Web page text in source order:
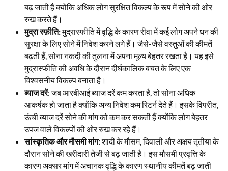
बढ़ जाती हैं क्योंकि अधिक लोग सुरक्षित विकल्प के रूप में सोने की ओर
रुख करते हैं।
मुद्रा स्फ़ीति:मुद्रास्फीति में वृद्धि के कारण रीवा में कई लोग अपने धन की
सुरक्षा के लिए सोने में निवेश करने लगे हैं। जैसे-जैसे वस्तुओं की कीमतें
बढ़ती हैं, सोना नकदी की तुलना में अपना मूल्य बेहतर रखता है। यह इसे
मुद्रास्फीति की अवधि के दौरान दीर्घकालिक बचत के लिए एक
विश्वसनीय विकल्प बनाता है।
ब्याज दरें: जब आरबीआई ब्याज दरें कम करता है, तो सोना अधिक
आकर्षक हो जाता है क्योंकि अन्य निवेश कम रिटर्न देते हैं। इसके विपरीत,
ऊंची ब्याज दरें सोने की मांग को कम कर सकती हैं क्योंकि लोग बेहतर
उपज वाले विकल्पों की ओर रुख कर रहे हैं।
सांस्कृतिक और मौसमी मांग:शादी के मौसम, दिवाली और अक्षय तृतीया के
दौरान सोने की खरीदारी तेजी से बढ़ जाती है। इस मौसमी प्रवृत्ति के
कारण अक्सर मांग में अचानक वृद्धि के कारण स्थानीय कीमतें बढ़ जाती